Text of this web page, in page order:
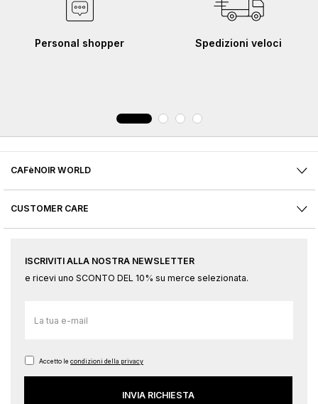
Personal shopper Spedizioni veloci
CAFèNOIR WORLD
CUSTOMER CARE
ISCRIVITI ALLA NOSTRA NEWSLETTER
e ricevi uno SCONTO DEL 10% su merce selezionata.
alla
Newsletter:
Accetto le condizioni della privacy
INVIA RICHIESTA